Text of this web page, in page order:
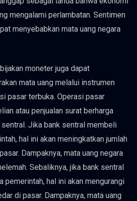
mengalami perlambatan. Sentimen
menyebabkan mata uang negara
moneter juga dapat
mata uang melalui instrumen
pasar terbuka. Operasi pasar
atau penjualan surat berharga
Jika bank sentral membeli
hal ini akan meningkatkan jumlah
Dampaknya, mata uang negara
Sebaliknya, jika bank sentral
pemerintah, hal ini akan mengurangi
di pasar. Dampaknya, mata uang